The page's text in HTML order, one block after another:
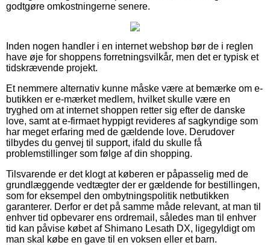
godtgøre omkostningerne senere.
Inden nogen handler i en internet webshop bør de i reglen
have øje for shoppens forretningsvilkår, men det er typisk et
tidskrævende projekt.
Et nemmere alternativ kunne måske være at bemærke om e-
butikken er e-mærket medlem, hvilket skulle være en
tryghed om at internet shoppen retter sig efter de danske
love, samt at e-firmaet hyppigt revideres af sagkyndige som
har meget erfaring med de gældende love. Derudover
tilbydes du genvej til support, ifald du skulle få
problemstillinger som følge af din shopping.
Tilsvarende er det klogt at køberen er påpasselig med de
grundlæggende vedtægter der er gældende for bestillingen,
som for eksempel den ombytningspolitik netbutikken
garanterer. Derfor er det på samme måde relevant, at man til
enhver tid opbevarer ens ordremail, således man til enhver
tid kan påvise købet af Shimano Lesath DX, ligegyldigt om
man skal købe en gave til en voksen eller et barn.